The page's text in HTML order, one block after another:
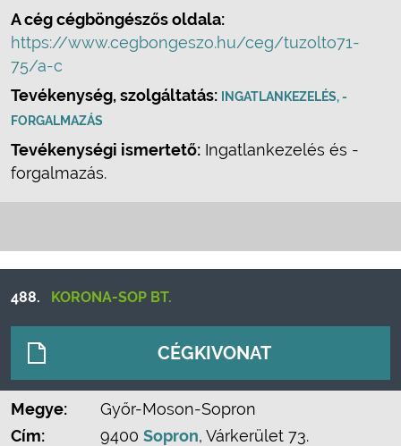
A cég cégböngészős oldala:
https://www.cegbongeszo.hu/ceg/tuzolto71-
75/a-c
Tevékenység, szolgáltatás:
INGATLANKEZELÉS, -
FORGALMAZÁS
Tevékenységi ismertető: Ingatlankezelés és -
forgalmazás.
488. KORONA-SOP BT.
CÉGKIVONAT
Megye:
Győr-Moson-Sopron
Cím:
9400 Sopron, Várkerület 73.